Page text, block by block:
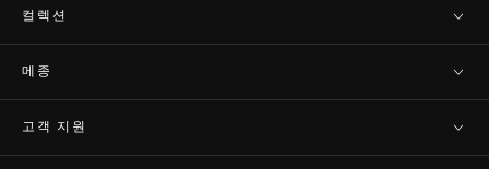
컬렉션
메종
고객 지원​